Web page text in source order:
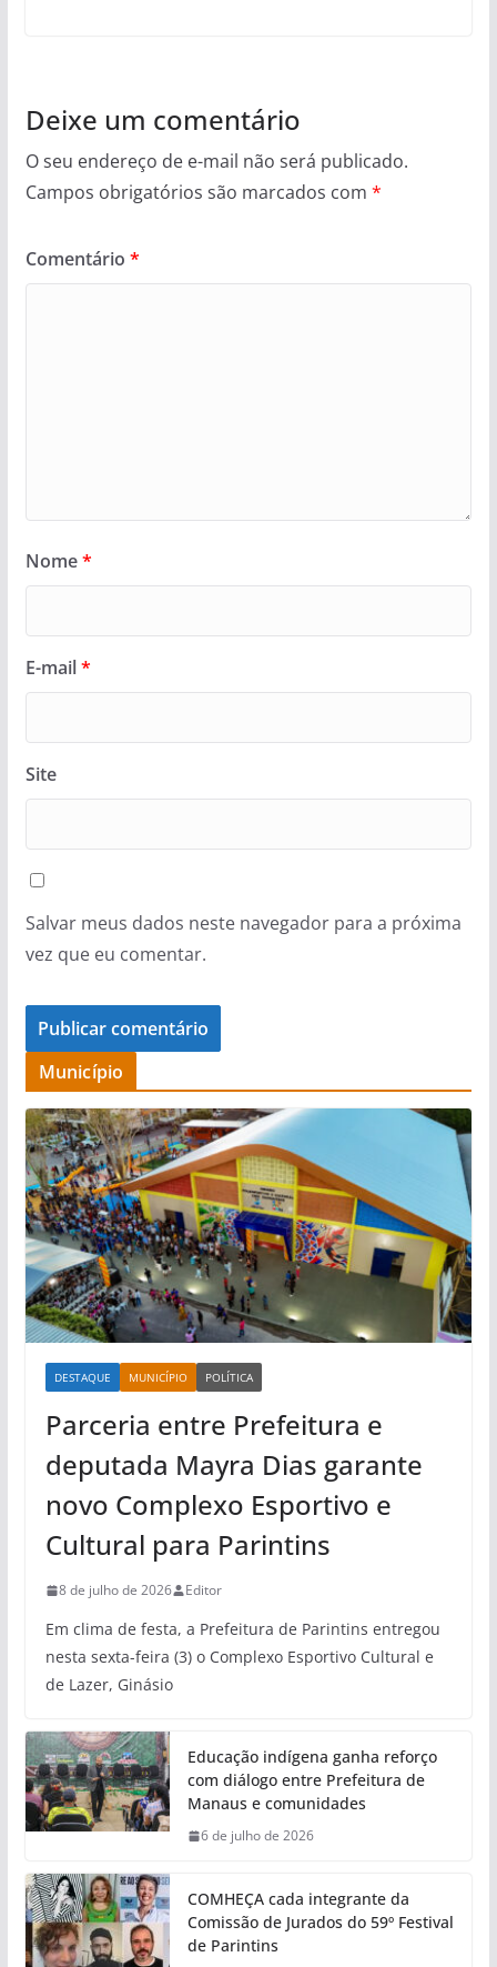
Deixe um comentário
O seu endereço de e-mail não será publicado.
Campos obrigatórios são marcados com *
Comentário *
Nome*
E-mail*
Site
Salvar meus dados neste navegador para a próxima
vez que eu comentar.
Município
DESTAQUE MUNICÍPIO POLÍTICA
Parceria entre Prefeitura e
deputada Mayra Dias garante
novo Complexo Esportivo e
Cultural para Parintins
8 de julho de 2026 Editor
Em clima de festa, a Prefeitura de Parintins entregou
nesta sexta-feira (3) o Complexo Esportivo Cultural e
de Lazer, Ginásio
Educação indígena ganha reforço
com diálogo entre Prefeitura de
Manaus e comunidades
6 de julho de 2026
COMHEÇA cada integrante da
Comissão de Jurados do 59º Festival
de Parintins